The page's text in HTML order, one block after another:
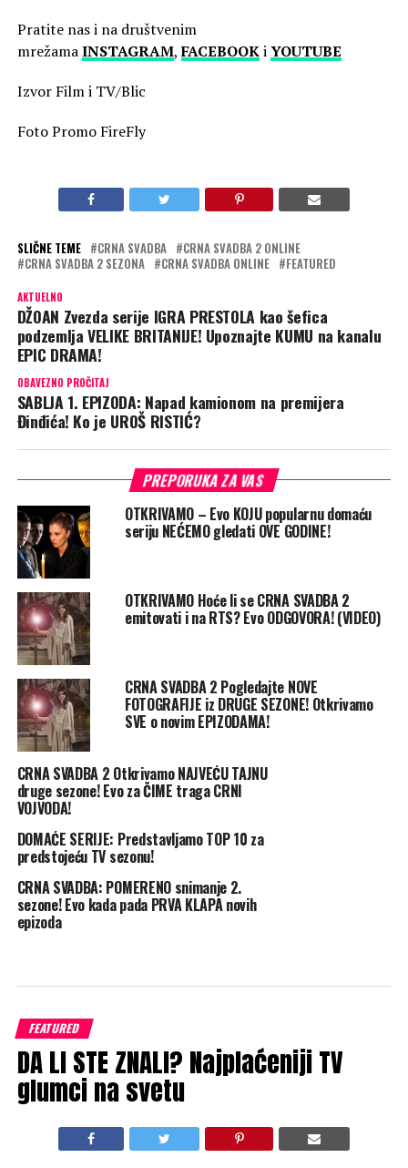
Pratite nas i na društvenim
mrežamaINSTAGRAM,FACEBOOKiYOUTUBE
Izvor Film i TV/Blic
Foto Promo FireFly
SLIČNE TEME CRNA SVADBA
CRNA SVADBA 2 ONLINE
CRNA SVADBA 2 SEZONA
CRNA SVADBA ONLINE FEATURED
AKTUELNO
DŽOAN Zvezda serije IGRA PRESTOLA kao šefica
podzemlja VELIKE BRITANIJE! Upoznajte KUMU na kanalu
EPIC DRAMA!
OBAVEZNO PROČITAJ
SABLJA 1. EPIZODA: Napad kamionom na premijera
Đinđića! Ko je UROŠ RISTIĆ?
PREPORUKA ZA VAS
OTKRIVAMO – Evo KOJU popularnu domaću
seriju NEĆEMO gledati OVE GODINE!
OTKRIVAMO Hoće li se CRNA SVADBA 2
emitovati i na RTS? Evo ODGOVORA! (VIDEO)
CRNA SVADBA 2 Pogledajte NOVE
FOTOGRAFIJE iz DRUGE SEZONE! Otkrivamo
SVE o novim EPIZODAMA!
CRNA SVADBA 2 Otkrivamo NAJVEĆU TAJNU
druge sezone! Evo za ČIME traga CRNI
VOJVODA!
DOMAĆE SERIJE: Predstavljamo TOP 10 za
predstojeću TV sezonu!
CRNA SVADBA: POMERENO snimanje 2.
sezone! Evo kada pada PRVA KLAPA novih
epizoda
FEATURED
DA LI STE ZNALI? Najplaćeniji TV
glumci na svetu